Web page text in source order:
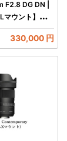
DG DN |
ウント】カメ
330,000 円